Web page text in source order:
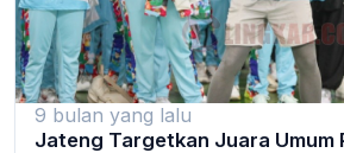
9 bulan yang lalu
Jateng Targetkan Juara Umum